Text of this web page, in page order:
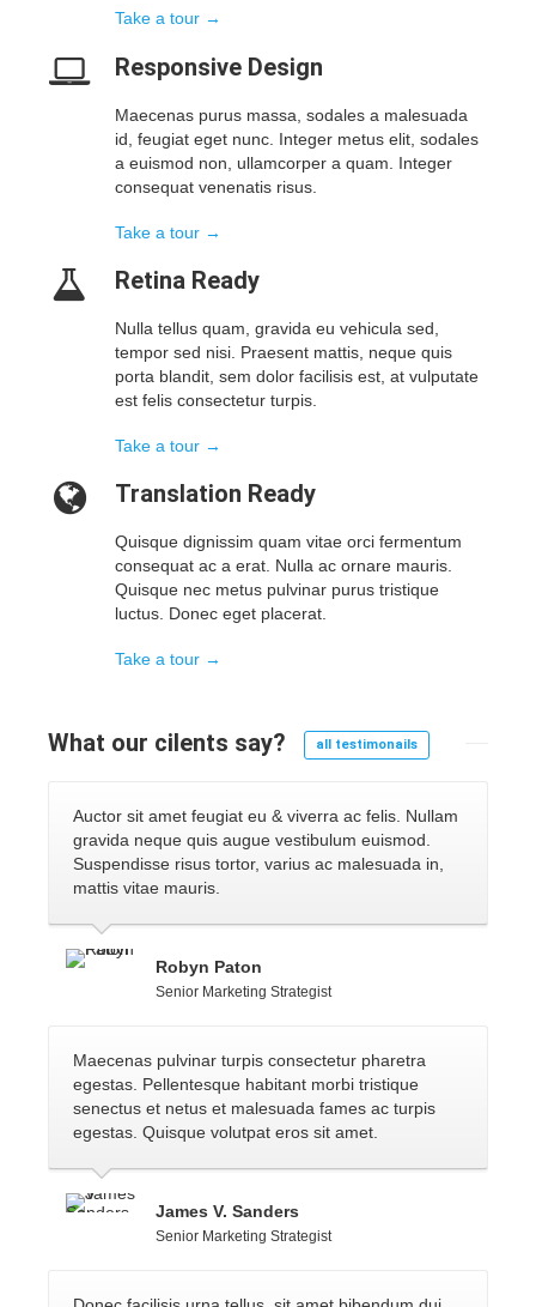
Take a tour →
Responsive Design
Maecenas purus massa, sodales a malesuada
id, feugiat eget nunc. Integer metus elit, sodales
a euismod non, ullamcorper a quam. Integer
consequat venenatis risus.
Take a tour →
Retina Ready
Nulla tellus quam, gravida eu vehicula sed,
tempor sed nisi. Praesent mattis, neque quis
porta blandit, sem dolor facilisis est, at vulputate
est felis consectetur turpis.
Take a tour →
Translation Ready
Quisque dignissim quam vitae orci fermentum
consequat ac a erat. Nulla ac ornare mauris.
Quisque nec metus pulvinar purus tristique
luctus. Donec eget placerat.
Take a tour →
What our cilents say? all testimonails
Auctor sit amet feugiat eu & viverra ac felis. Nullam
gravida neque quis augue vestibulum euismod.
Suspendisse risus tortor, varius ac malesuada in,
mattis vitae mauris.
Robyn Paton
Senior Marketing Strategist
Maecenas pulvinar turpis consectetur pharetra
egestas. Pellentesque habitant morbi tristique
senectus et netus et malesuada fames ac turpis
egestas. Quisque volutpat eros sit amet.
James V. Sanders
Senior Marketing Strategist